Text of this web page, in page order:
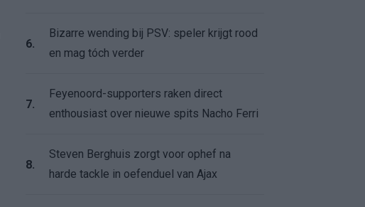
6.
Bizarre wending bij PSV: speler krijgt rood
en mag tóch verder
7.
Feyenoord-supporters raken direct
enthousiast over nieuwe spits Nacho Ferri
8.
Steven Berghuis zorgt voor ophef na
harde tackle in oefenduel van Ajax